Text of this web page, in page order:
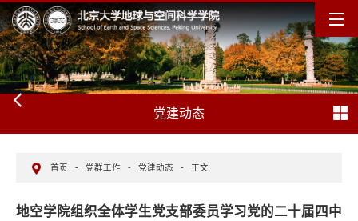
党建动态
首页 - 党群工作 - 党建动态 - 正文
地空学院组织全体学生党支部委员学习党的二十届四中